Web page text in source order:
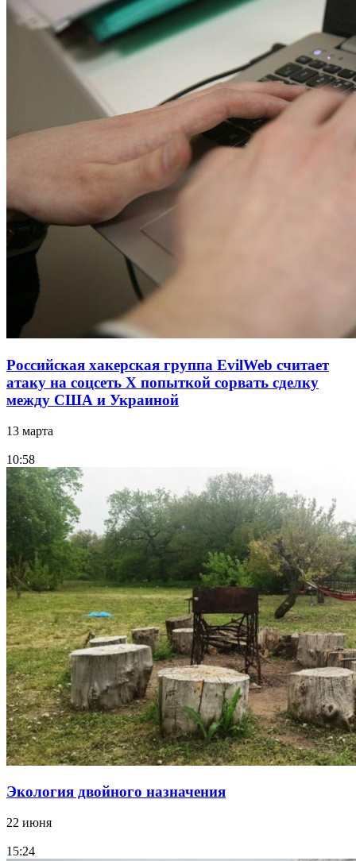
Российская хакерская группа EvilWeb считает
атаку на соцсеть Х попыткой сорвать сделку
между США и Украиной
13 марта
10:58
Экология двойного назначения
22 июня
15:24